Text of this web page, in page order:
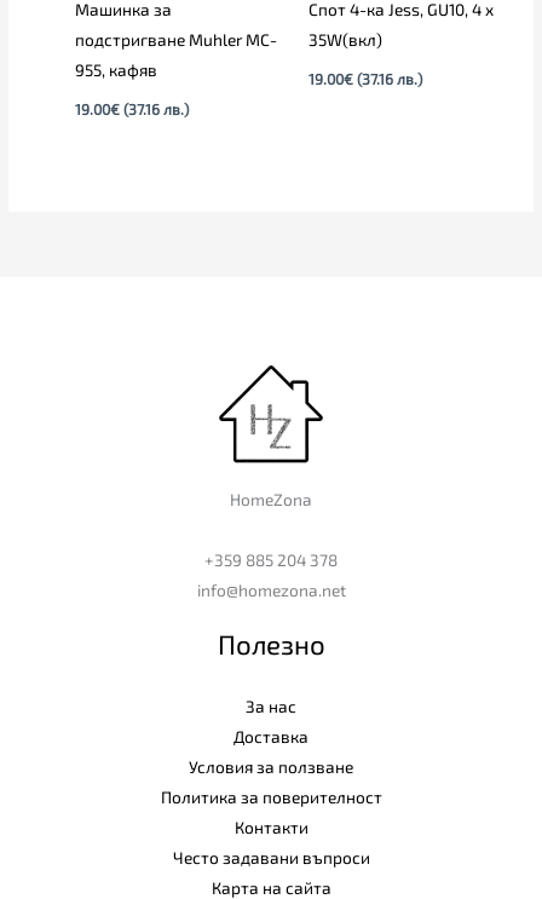
Машинка за
подстригване Muhler MC-
955, кафяв
19.00€ (37.16 лв.)
Спот 4-ка Jess, GU10, 4 x
35W(вкл)
19.00€ (37.16 лв.)
HomeZona
+359 885 204 378
info@homezona.net
Полезно
За нас
Доставка
Условия за ползване
Политика за поверителност
Контакти
Често задавани въпроси
Карта на сайта